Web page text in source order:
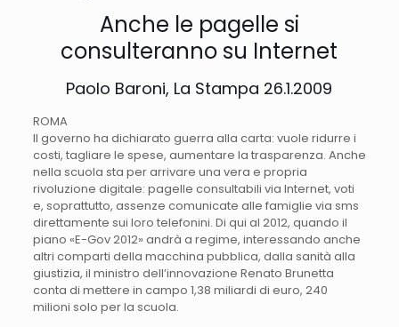
Anche le pagelle si
consulteranno su Internet
Paolo Baroni, La Stampa 26.1.2009
ROMA
Il governo ha dichiarato guerra alla carta: vuole ridurre i
costi, tagliare le spese, aumentare la trasparenza. Anche
nella scuola sta per arrivare una vera e propria
rivoluzione digitale: pagelle consultabili via Internet, voti
e, soprattutto, assenze comunicate alle famiglie via sms
direttamente sui loro telefonini. Di qui al 2012, quando il
piano «E-Gov 2012» andrà a regime, interessando anche
altri comparti della macchina pubblica, dalla sanità alla
giustizia, il ministro dell’innovazione Renato Brunetta
conta di mettere in campo 1,38 miliardi di euro, 240
milioni solo per la scuola.